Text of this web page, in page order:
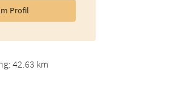
Profil
42.63 km